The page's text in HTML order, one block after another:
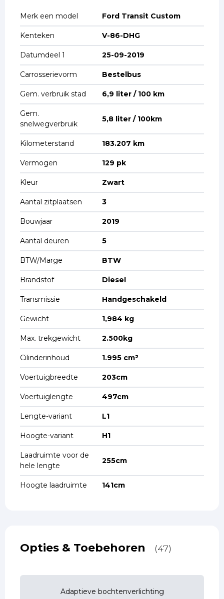
Merk een model Ford Transit Custom
Kenteken V-86-DHG
Datumdeel 1 25-09-2019
Carrosserievorm Bestelbus
Gem. verbruik stad 6,9 liter / 100 km
Gem.
snelwegverbruik
5,8 liter / 100km
Kilometerstand 183.207 km
Vermogen 129 pk
Kleur Zwart
Aantal zitplaatsen 3
Bouwjaar 2019
Aantal deuren 5
BTW/Marge BTW
Brandstof Diesel
Transmissie Handgeschakeld
Gewicht 1,984 kg
Max. trekgewicht 2.500kg
Cilinderinhoud 1.995 cm³
Voertuigbreedte 203cm
Voertuiglengte 497cm
Lengte-variant L1
Hoogte-variant H1
Laadruimte voor de
hele lengte
255cm
Hoogte laadruimte 141cm
Opties & Toebehoren (47)
Adaptieve bochtenverlichting